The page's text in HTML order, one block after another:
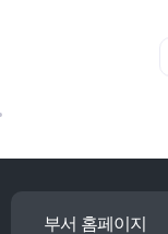
부서 홈페이지